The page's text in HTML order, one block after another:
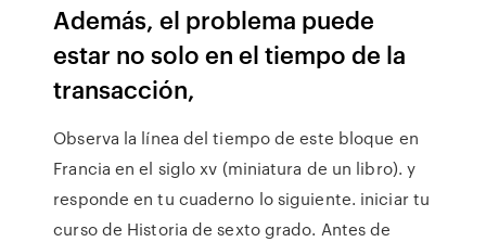
Además, el problema puede
estar no solo en el tiempo de la
transacción,
Observa la línea del tiempo de este bloque en
Francia en el siglo xv (miniatura de un libro). y
responde en tu cuaderno lo siguiente. iniciar tu
curso de Historia de sexto grado. Antes de